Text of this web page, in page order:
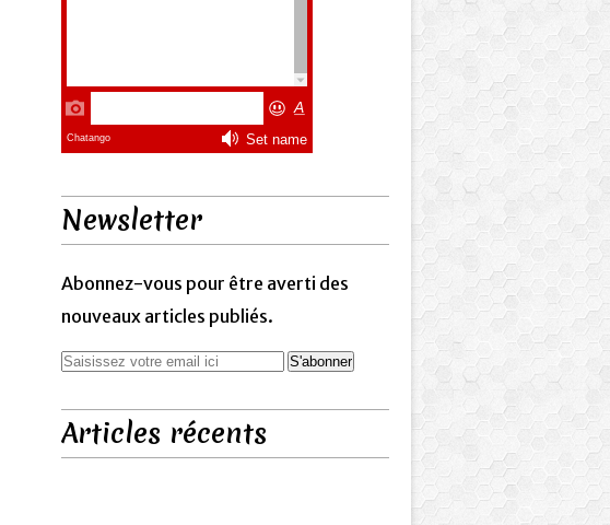
Newsletter
Abonnez-vous pour être averti des
nouveaux articles publiés.
Articles récents